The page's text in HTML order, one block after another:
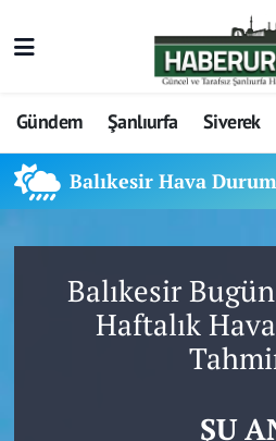
Gündem Şanlıurfa Siverek
Balıkesir Hava
Balıkesir
Haftalık
ŞU